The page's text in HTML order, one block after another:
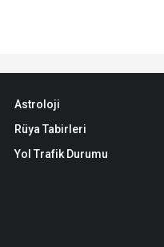
Astroloji
Rüya Tabirleri
Yol Trafik Durumu